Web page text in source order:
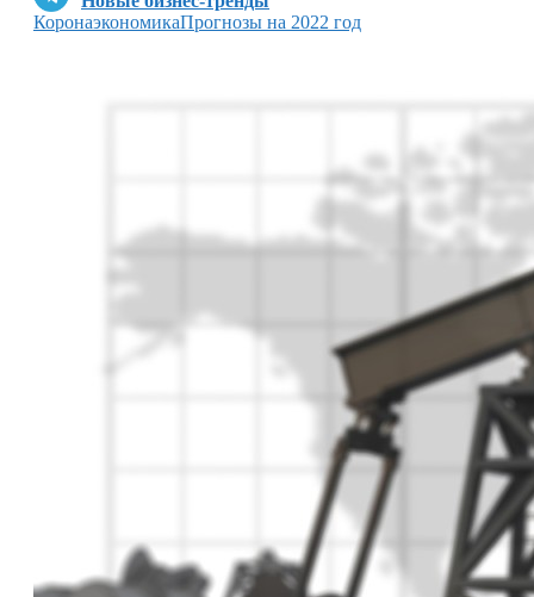
КоронаэкономикаПрогнозы на 2022 год